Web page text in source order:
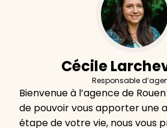
Cécile
Responsable
Bienvenue à l’agence de
de pouvoir vous apporter une
étape de votre vie, nous vous